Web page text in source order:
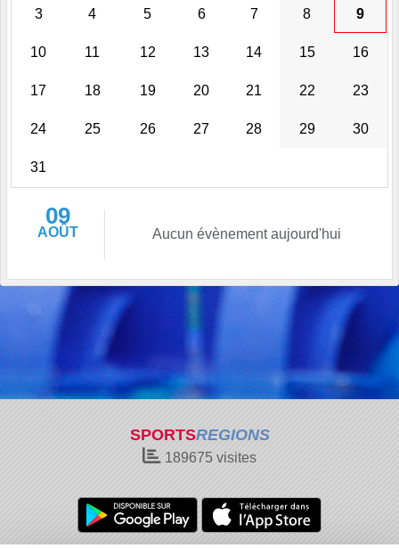
3 4 5 6 7 8 9
10 11 12 13 14 15 16
17 18 19 20 21 22 23
24 25 26 27 28 29 30
31
09
AOÛT Aucun évènement aujourd'hui
SPORTSREGIONS
189675 visites